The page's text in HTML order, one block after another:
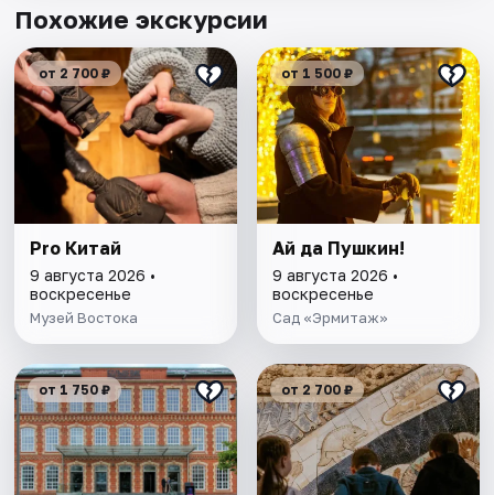
Похожие экскурсии
от 2 700 ₽
Pro Китай
9 августа 2026 •
воскресенье
Музей Востока
от 1 500 ₽
Ай да Пушкин!
9 августа 2026 •
воскресенье
Сад «Эрмитаж»
от 1 750 ₽ от 2 700 ₽